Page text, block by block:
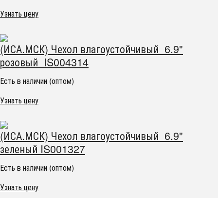
Узнать цену
(ИСА.МСК) Чехол влагоустойчивый 6.9"
розовый IS004314
Есть в наличии (оптом)
Узнать цену
(ИСА.МСК) Чехол влагоустойчивый 6.9"
зеленый IS001327
Есть в наличии (оптом)
Узнать цену